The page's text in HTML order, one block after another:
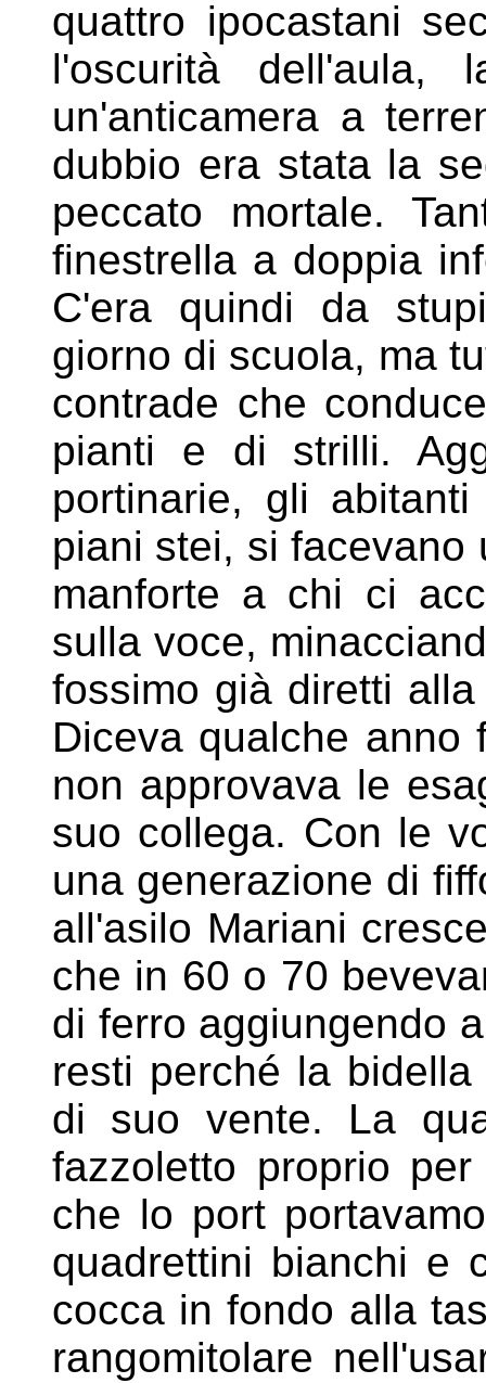
quattro ipocastani
l'oscurità
un'anticamera a
dubbio era stata la
peccato mortale.
finestrella a doppia
C'era quindi da
giorno di scuola, ma
contrade che
pianti e di strilli.
portinarie, gli
piani stei, si
manforte a chi ci
sulla voce,
fossimo già diretti
Diceva qualche anno
non approvava le
suo collega. Con le
una generazione di
all'asilo Mariani
che in 60 o 70
di ferro aggiungendo
resti perché la
di suo vente. La
fazzoletto proprio
che lo port
quadrettini bianchi e
cocca in fondo alla
rangomitolare